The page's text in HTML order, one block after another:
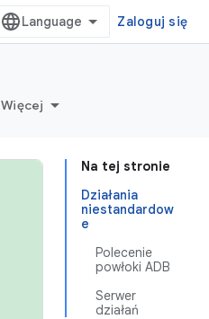
Zaloguj się
Więcej
Na tej stronie
Działania
niestandardow
e
Polecenie
powłoki ADB
Serwer
działań